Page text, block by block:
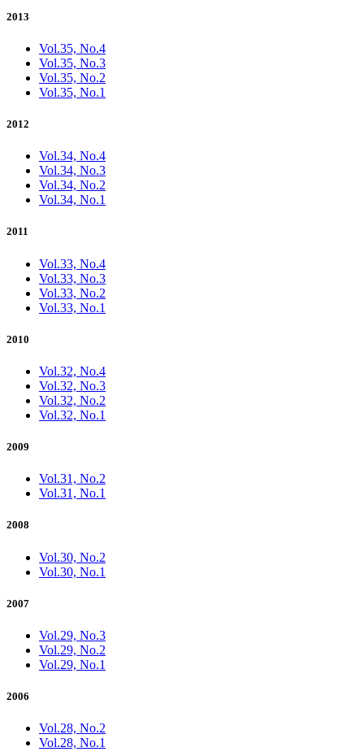
2013
Vol.35, No.4
Vol.35, No.3
Vol.35, No.2
Vol.35, No.1
2012
Vol.34, No.4
Vol.34, No.3
Vol.34, No.2
Vol.34, No.1
2011
Vol.33, No.4
Vol.33, No.3
Vol.33, No.2
Vol.33, No.1
2010
Vol.32, No.4
Vol.32, No.3
Vol.32, No.2
Vol.32, No.1
2009
Vol.31, No.2
Vol.31, No.1
2008
Vol.30, No.2
Vol.30, No.1
2007
Vol.29, No.3
Vol.29, No.2
Vol.29, No.1
2006
Vol.28, No.2
Vol.28, No.1